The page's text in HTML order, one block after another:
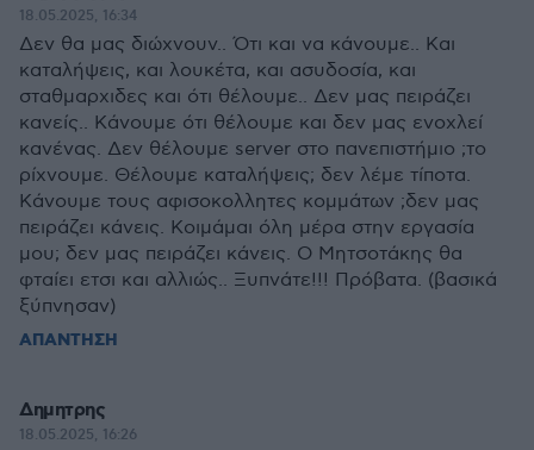
18.05.2025, 16:34
Δεν θα μας διώχνουν.. Ότι και να κάνουμε.. Και
καταλήψεις, και λουκέτα, και ασυδοσία, και
σταθμαρχιδες και ότι θέλουμε.. Δεν μας πειράζει
κανείς.. Κάνουμε ότι θέλουμε και δεν μας ενοχλεί
κανένας. Δεν θέλουμε server στο πανεπιστήμιο ;το
ρίχνουμε. Θέλουμε καταλήψεις; δεν λέμε τίποτα.
Κάνουμε τους αφισοκολλητες κομμάτων ;δεν μας
πειράζει κάνεις. Κοιμάμαι όλη μέρα στην εργασία
μου; δεν μας πειράζει κάνεις. Ο Μητσοτάκης θα
φταίει ετσι και αλλιώς.. Ξυπνάτε!!! Πρόβατα. (βασικά
ξύπνησαν)
ΑΠΑΝΤΗΣΗ
Δημητρης
18.05.2025, 16:26